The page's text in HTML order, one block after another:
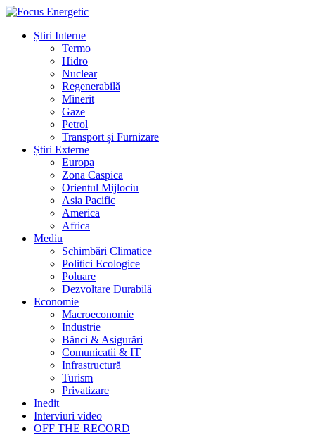
Știri Interne
Termo
Hidro
Nuclear
Regenerabilă
Minerit
Gaze
Petrol
Transport și Furnizare
Știri Externe
Europa
Zona Caspica
Orientul Mijlociu
Asia Pacific
America
Africa
Mediu
Schimbări Climatice
Politici Ecologice
Poluare
Dezvoltare Durabilă
Economie
Macroeconomie
Industrie
Bănci & Asigurări
Comunicatii & IT
Infrastructură
Turism
Privatizare
Inedit
Interviuri video
OFF THE RECORD